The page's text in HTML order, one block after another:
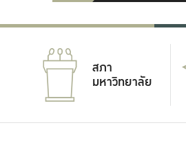
สภา
มหาวิทยาลัย